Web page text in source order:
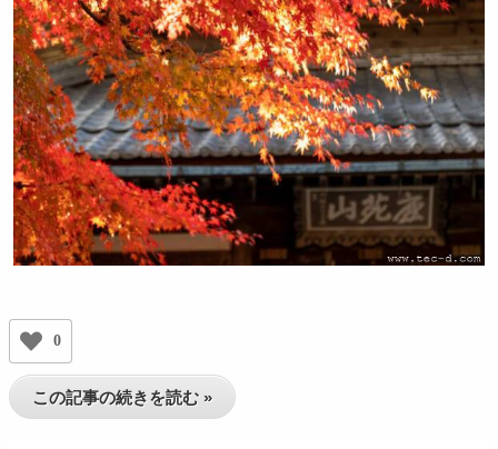
0
この記事の続きを読む »